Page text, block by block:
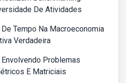
De Atividades
Tempo Na Macroeconomia
Verdadeira
Problemas
E Matriciais